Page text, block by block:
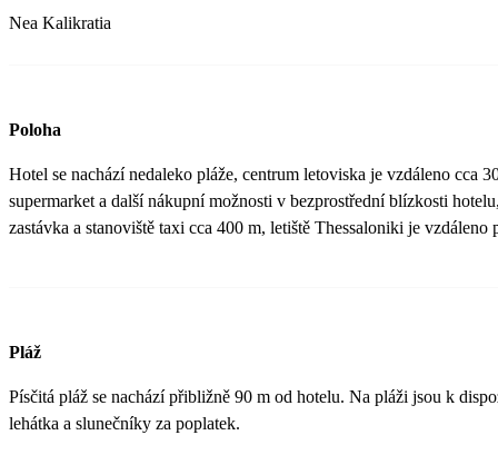
Nea Kalikratia
Poloha
Hotel se nachází nedaleko pláže, centrum letoviska je vzdáleno cca
supermarket a další nákupní možnosti v bezprostřední blízkosti
zastávka a stanoviště taxi cca 400 m, letiště Thessaloniki je vzdáleno
Pláž
Písčitá pláž se nachází přibližně 90 m od hotelu. Na pláži jsou k
lehátka a slunečníky za poplatek.